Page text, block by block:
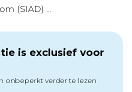
(SIAD) ...
is exclusief voor
onbeperkt verder te lezen